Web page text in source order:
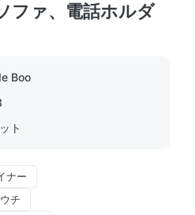
ファ、電話ホルダ
Boo
ト
ナー
チ